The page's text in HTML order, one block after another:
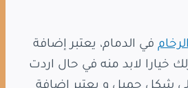
في الدمام، يعتبر إضافة
خيارا لابد منه في حال اردت